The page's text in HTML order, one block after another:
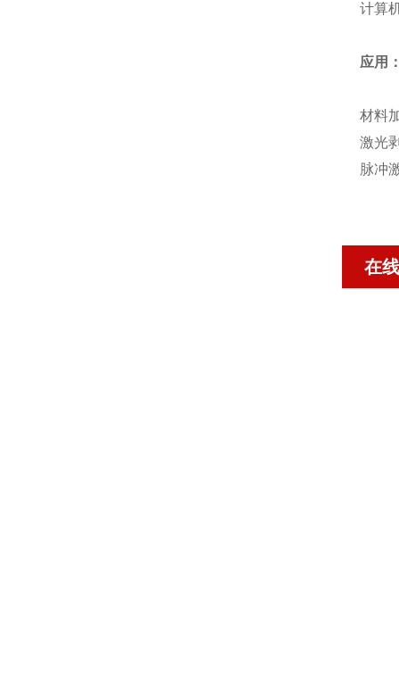
计算
应用
材料
激光
脉冲
在